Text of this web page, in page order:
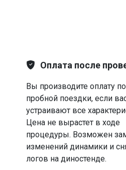
Оплата после
Вы производите оплату
пробной поездки, если
устраивают все
Цена не вырастет в ходе
процедуры. Возможен
изменений динамики и
логов на диностенде.